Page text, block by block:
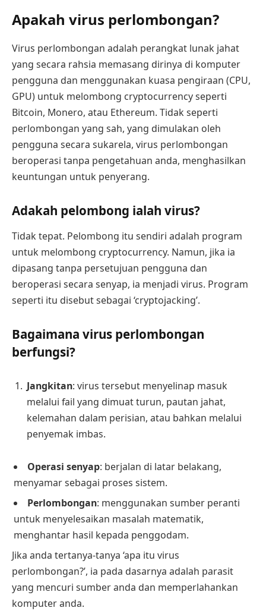
Apakah virus perlombongan?
Virus perlombongan adalah perangkat lunak jahat
yang secara rahsia memasang dirinya di komputer
pengguna dan menggunakan kuasa pengiraan (CPU,
GPU) untuk melombong cryptocurrency seperti
Bitcoin, Monero, atau Ethereum. Tidak seperti
perlombongan yang sah, yang dimulakan oleh
pengguna secara sukarela, virus perlombongan
beroperasi tanpa pengetahuan anda, menghasilkan
keuntungan untuk penyerang.
Adakah pelombong ialah virus?
Tidak tepat. Pelombong itu sendiri adalah program
untuk melombong cryptocurrency. Namun, jika ia
dipasang tanpa persetujuan pengguna dan
beroperasi secara senyap, ia menjadi virus. Program
seperti itu disebut sebagai ‘cryptojacking’.
Bagaimana virus perlombongan
berfungsi?
Jangkitan: virus tersebut menyelinap masuk
melalui fail yang dimuat turun, pautan jahat,
kelemahan dalam perisian, atau bahkan melalui
penyemak imbas.
Operasi senyap: berjalan di latar belakang,
menyamar sebagai proses sistem.
Perlombongan: menggunakan sumber peranti
untuk menyelesaikan masalah matematik,
menghantar hasil kepada penggodam.
Jika anda tertanya-tanya ‘apa itu virus
perlombongan?’, ia pada dasarnya adalah parasit
yang mencuri sumber anda dan memperlahankan
komputer anda.